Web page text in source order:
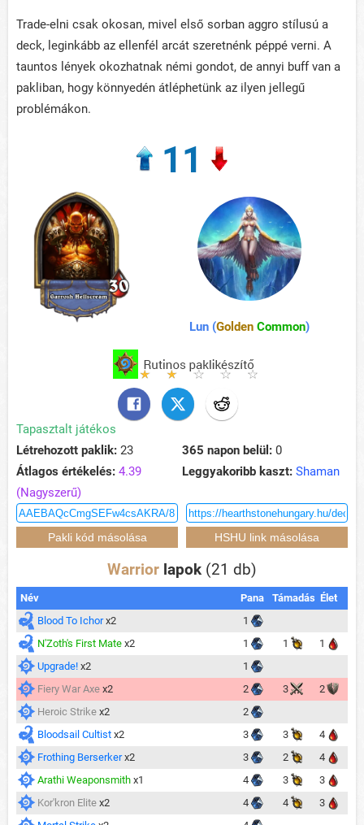
Trade-elni csak okosan, mivel első sorban aggro stílusú a
deck, leginkább az ellenfél arcát szeretnénk péppé verni. A
tauntos lények okozhatnak némi gondot, de annyi buff van a
pakliban, hogy könnyedén átléphetünk az ilyen jellegű
problémákon.
11
Lun (Golden Common)
Tapasztalt játékos
Létrehozott paklik: 23 365 napon belül: 0
Átlagos értékelés: 4.39
(Nagyszerű)
Leggyakoribb kaszt: Shaman
Warrior lapok (21 db)
Név Pana Támadás Élet
Blood To Ichor x2
1
N'Zoth's First Mate x2 1 1
1
Upgrade! x2
1
Fiery War Axe x2 2 3
2
Heroic Strike x2
2
Bloodsail Cultist x2 3 3
4
Frothing Berserker x2 3 2
4
Arathi Weaponsmith x1 4 3
3
Kor'kron Elite x2 4 4
3